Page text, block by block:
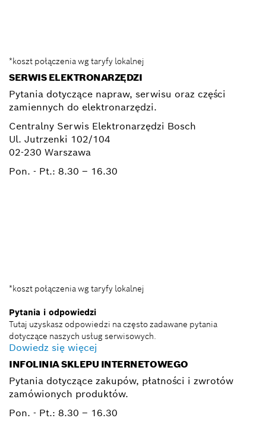
*koszt połączenia wg taryfy lokalnej
SERWIS ELEKTRONARZĘDZI
Pytania dotyczące napraw, serwisu oraz części
zamiennych do elektronarzędzi.
Centralny Serwis Elektronarzędzi Bosch
Ul. Jutrzenki 102/104
02-230 Warszawa
Pon. - Pt.: 8.30 – 16.30
*koszt połączenia wg taryfy lokalnej
Pytania i odpowiedzi
Tutaj uzyskasz odpowiedzi na często zadawane pytania
dotyczące naszych usług serwisowych.
Dowiedz się więcej
INFOLINIA SKLEPU INTERNETOWEGO
Pytania dotyczące zakupów, płatności i zwrotów
zamówionych produktów.
Pon. - Pt.: 8.30 – 16.30